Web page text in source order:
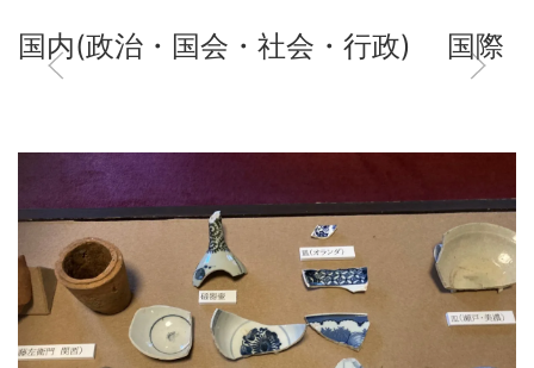
国内(政治・国会・社会・行政) 国際